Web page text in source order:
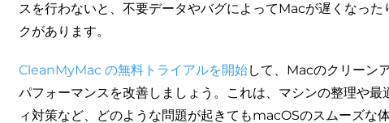
スを行わないと、不要データやバグによってMacが遅くなった
クがあります。
CleanMyMac の無料トライアルを開始して、Macのクリーン
パフォーマンスを改善しましょう。これは、マシンの整理や最
ィ対策など、どのような問題が起きてもmacOSのスムーズな